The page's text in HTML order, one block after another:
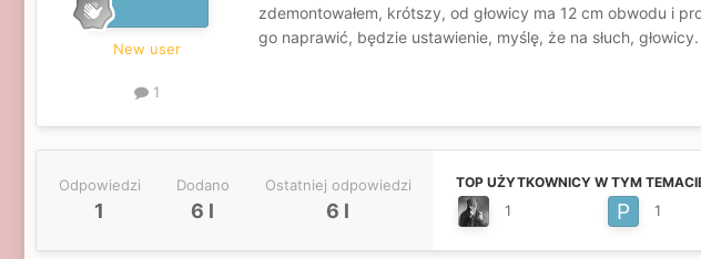
New user
1
zdemontowałem, krótszy, od głowicy ma 12 cm obwodu i
go naprawić, będzie ustawienie, myślę, że na słuch,
Odpowiedzi
1
Dodano
6 l
Ostatniej odpowiedzi
6 l
TOP UŻYTKOWNICY W TYM
1 1